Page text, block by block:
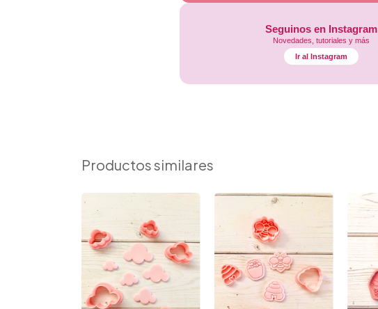
Seguinos en Instagram
Novedades, tutoriales y más
Ir al Instagram
Productos similares